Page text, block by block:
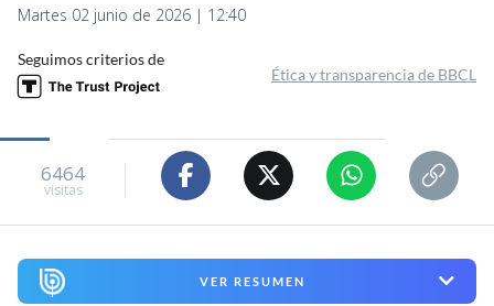
Martes 02 junio de 2026 | 12:40
Seguimos criterios de
Ética y transparencia de BBCL
6464
visitas
VER RESUMEN